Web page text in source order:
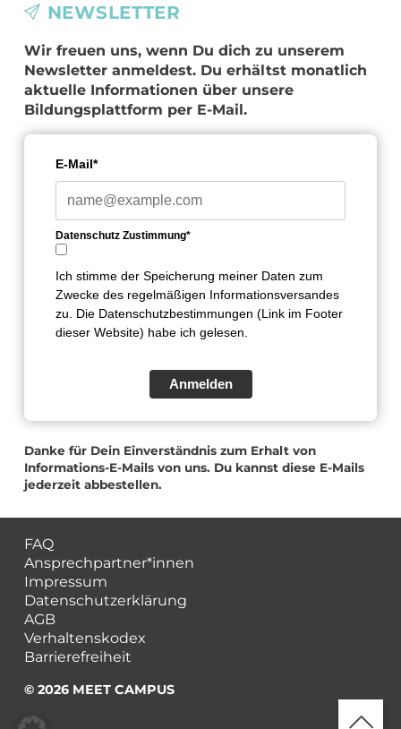
NEWSLETTER
Wir freuen uns, wenn Du dich zu unserem
Newsletter anmeldest. Du erhältst monatlich
aktuelle Informationen über unsere
Bildungsplattform per E-Mail.
E-Mail*
Datenschutz Zustimmung*
Ich stimme der Speicherung meiner Daten zum
Zwecke des regelmäßigen Informationsversandes
zu. Die Datenschutzbestimmungen (Link im Footer
dieser Website) habe ich gelesen.
Anmelden
Danke für Dein Einverständnis zum Erhalt von
Informations-E-Mails von uns. Du kannst diese E-Mails
jederzeit abbestellen.
FAQ
Ansprechpartner*innen
Impressum
Datenschutzerklärung
AGB
Verhaltenskodex
Barrierefreiheit
© 2026 MEET CAMPUS